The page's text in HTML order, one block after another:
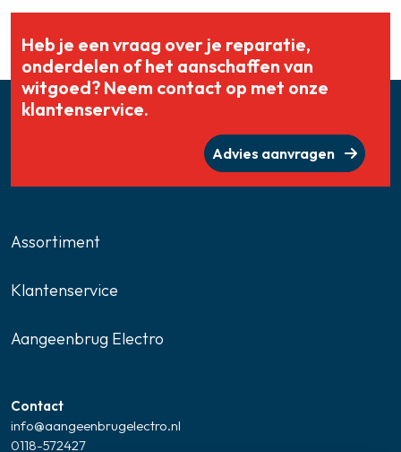
Heb je een vraag over je reparatie,
onderdelen of het aanschaffen van
witgoed? Neem contact op met onze
klantenservice.
Advies aanvragen
Assortiment
Klantenservice
Aangeenbrug Electro
Contact
info@aangeenbrugelectro.nl
0118-572427